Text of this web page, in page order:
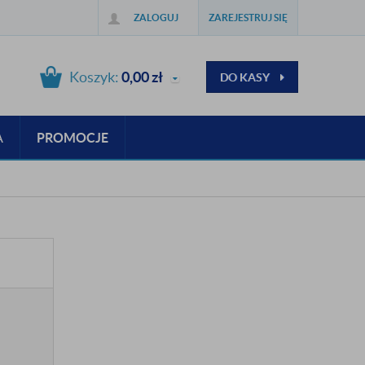
ZALOGUJ ZAREJESTRUJ SIĘ
Koszyk:0,00zł DO KASY
PROMOCJE